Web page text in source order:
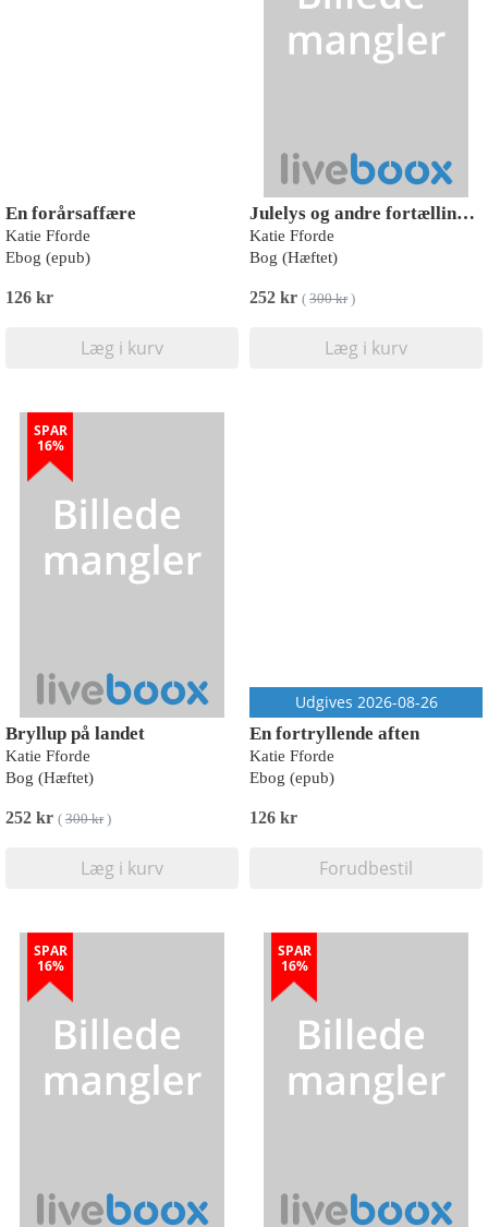
En forårsaffære
Katie Fforde
Ebog (epub)
126 kr
Læg i kurv
Julelys og andre fortællinger
Katie Fforde
Bog (Hæftet)
252 kr ( 300 kr)
Læg i kurv
SPAR
16%
Bryllup på landet
Katie Fforde
Bog (Hæftet)
252 kr ( 300 kr)
Læg i kurv
Udgives 2026-08-26
En fortryllende aften
Katie Fforde
Ebog (epub)
126 kr
Forudbestil
SPAR
16%
SPAR
16%